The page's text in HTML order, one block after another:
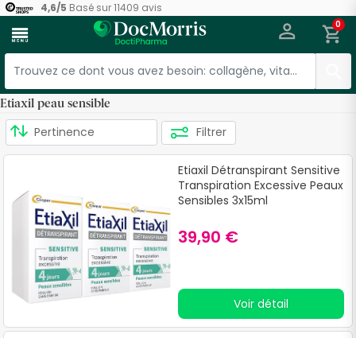
4,6/5 Basé sur11409 avis
menu 0
Etiaxil peau sensible
Filtrer
Etiaxil Détranspirant Sensitive
Transpiration Excessive Peaux
Sensibles 3x15ml
39,90 €
Voir détail